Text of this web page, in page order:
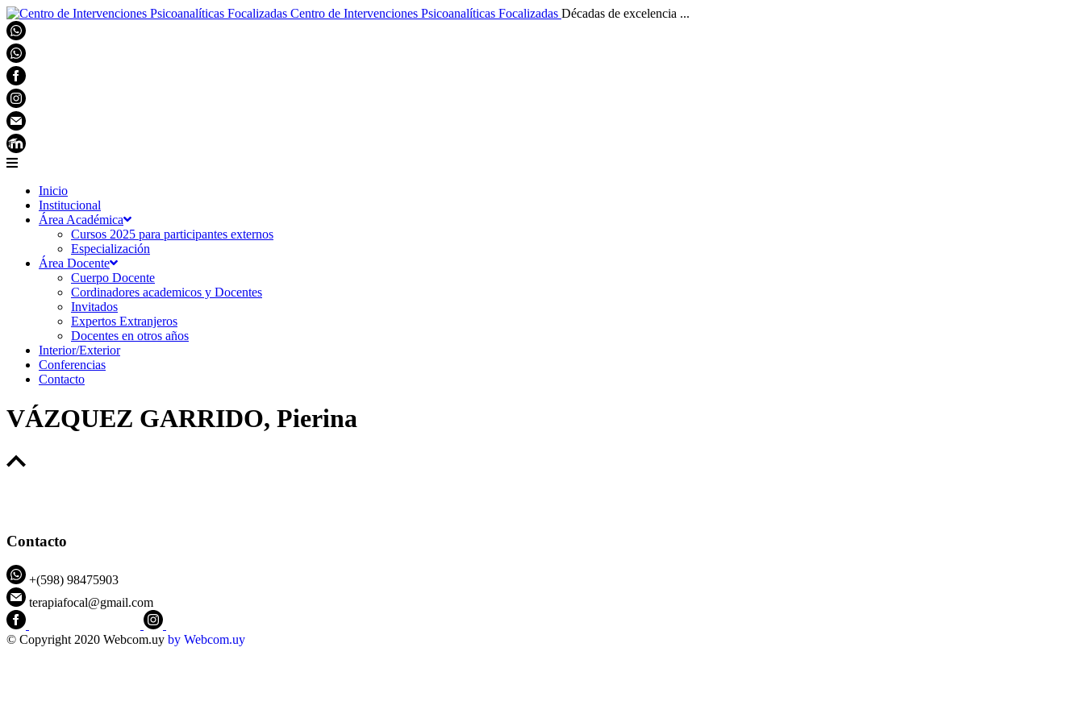
Centro de Intervenciones Psicoanalíticas Focalizadas Décadas de excelencia ...
Inicio
Institucional
Área Académica
Cursos 2025 para participantes externos
Especialización
Área Docente
Cuerpo Docente
Cordinadores academicos y Docentes
Invitados
Expertos Extranjeros
Docentes en otros años
Interior/Exterior
Conferencias
Contacto
VÁZQUEZ GARRIDO, Pierina
Contacto
+(598) 98475903
terapiafocal@gmail.com
© Copyright 2020 Webcom.uy by Webcom.uy